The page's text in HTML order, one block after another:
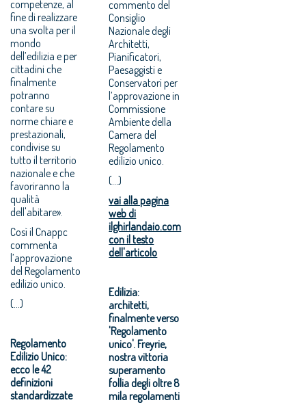
competenze, al
fine di realizzare
una svolta per il
mondo
dell’edilizia e per
cittadini che
finalmente
potranno
contare su
norme chiare e
prestazionali,
condivise su
tutto il territorio
nazionale e che
favoriranno la
qualità
dell'abitare».
Così il Cnappc
commenta
l’approvazione
del Regolamento
edilizio unico.
(...)
Regolamento
Edilizio Unico:
ecco le 42
definizioni
standardizzate
commento del
Consiglio
Nazionale degli
Architetti,
Pianificatori,
Paesaggisti e
Conservatori per
l’approvazione in
Commissione
Ambiente della
Camera del
Regolamento
edilizio unico.
(...)
vai alla pagina
web di
ilghirlandaio.com
con il testo
dell'articolo
Edilizia:
architetti,
finalmente verso
'Regolamento
unico'. Freyrie,
nostra vittoria
superamento
follia degli oltre 8
mila regolamenti